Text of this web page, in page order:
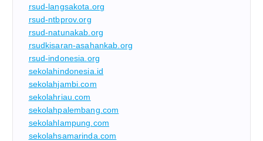
rsud-langsakota.org
rsud-ntbprov.org
rsud-natunakab.org
rsudkisaran-asahankab.org
rsud-indonesia.org
sekolahindonesia.id
sekolahjambi.com
sekolahriau.com
sekolahpalembang.com
sekolahlampung.com
sekolahsamarinda.com